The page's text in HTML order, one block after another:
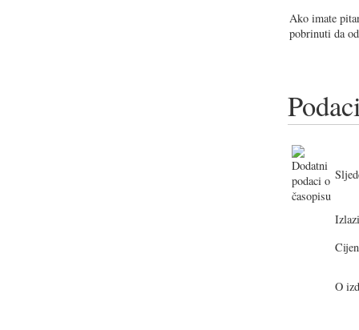
Ako imate
pobrinuti da
O